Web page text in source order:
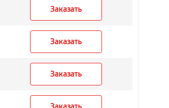
Заказать
Заказать
Заказать